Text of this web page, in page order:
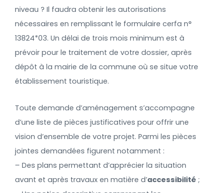
niveau ? Il faudra obtenir les autorisations
nécessaires en remplissant le formulaire cerfa n°
13824*03. Un délai de trois mois minimum est à
prévoir pour le traitement de votre dossier, après
dépôt à la mairie de la commune où se situe votre
établissement touristique.
Toute demande d’aménagement s’accompagne
d’une liste de pièces justificatives pour offrir une
vision d’ensemble de votre projet. Parmi les pièces
jointes demandées figurent notamment :
– Des plans permettant d’apprécier la situation
avant et après travaux en matière d’accessibilité ;